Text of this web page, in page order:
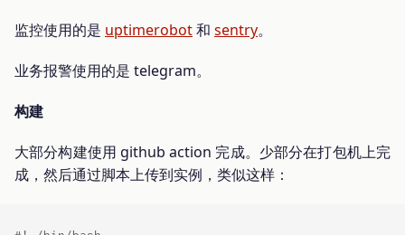
监控使用的是 uptimerobot和 sentry。
业务报警使用的是 telegram。
构建
大部分构建使用 github action 完成。少部分在打包机上完
成，然后通过脚本上传到实例，类似这样：